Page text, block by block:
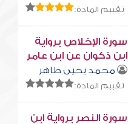
تقييم المادة:
سورة الإخلاص برواية
ابن ذكوان عن ابن عامر
محمد يحيى طاهر
تقييم المادة:
سورة النصر برواية ابن